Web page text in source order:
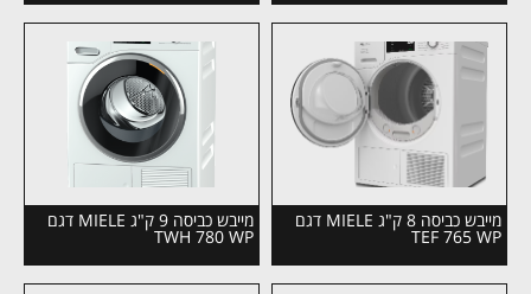
מייבש כביסה 8 ק"ג MIELE דגם
TEF 765 WP
מייבש כביסה 9 ק"ג MIELE דגם
TWH 780 WP